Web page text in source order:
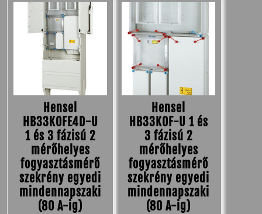
Hensel
HB33K0FE4D-U
1 és 3 fázisú 2
mérőhelyes
fogyasztásmérő
szekrény egyedi
mindennapszaki
(80 A-ig)
Hensel
HB33K0F-U 1 és
3 fázisú 2
mérőhelyes
fogyasztásmérő
szekrény egyedi
mindennapszaki
(80 A-ig)